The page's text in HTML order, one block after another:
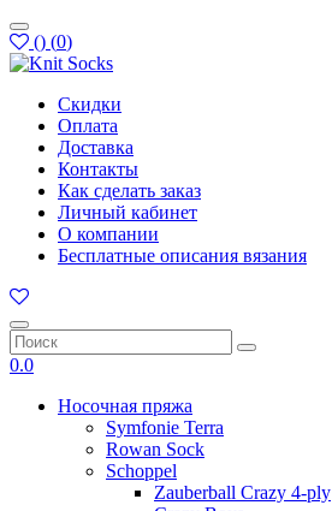
() (0)
Скидки
Оплата
Доставка
Контакты
Как сделать заказ
Личный кабинет
О компании
Бесплатные описания вязания
0.0
Носочная пряжа
Symfonie Terra
Rowan Sock
Schoppel
Zauberball Crazy 4-ply